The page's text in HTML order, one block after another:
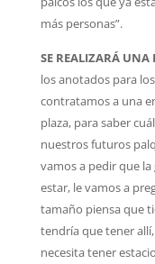
más personas”.
SE REALIZARÁ UNA
los anotados para
contratamos a una
plaza, para saber
nuestros futuros
vamos a pedir que
estar, le vamos a
tamaño piensa que
tendría que tener
necesita tener